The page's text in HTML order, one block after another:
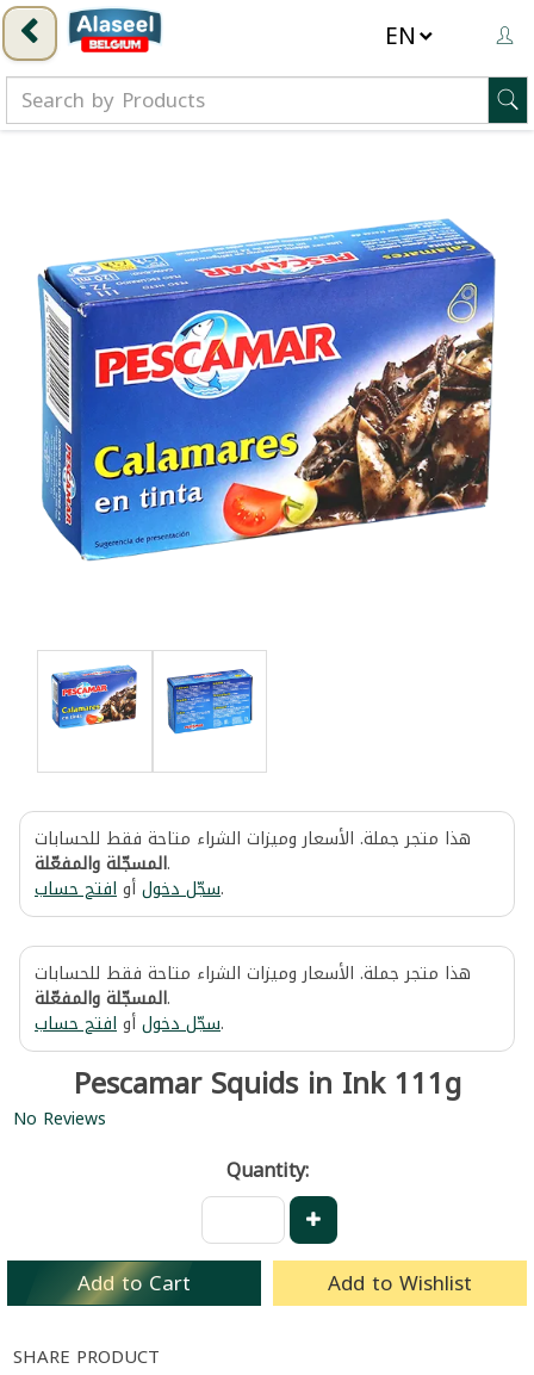
هذا متجر جملة. الأسعار وميزات الشراء متاحة فقط للحسابات
المسجّلة والمفعّلة.
سجّل دخولأوافتح حساب .
هذا متجر جملة. الأسعار وميزات الشراء متاحة فقط للحسابات
المسجّلة والمفعّلة.
سجّل دخولأوافتح حساب .
Pescamar Squids in Ink 111g
No Reviews
Quantity:
Add to Cart Add to Wishlist
SHARE PRODUCT